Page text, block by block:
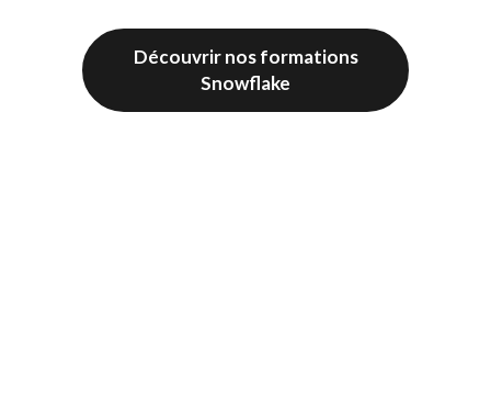
Découvrir nos formations
Snowflake
Découvrir nos formations
Vizlib
Découvrir nos formations
Qlik